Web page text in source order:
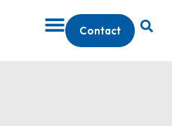
Contact